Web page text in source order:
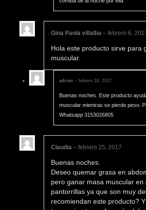
Gina Paola villalba – febrero 6,
Hola este producto sirve para
muscular.
adrian – febrero 18, 2017
Buenas noches. Este producto
muscular mientras se pierde peso.
Whatsapp 3153026805
Claudia – febrero 25, 2017
Buenas noches.
Deseo quemar grasa en
pero ganar masa muscular en
pantorrillas ya que son muy
recomiendan este producto?